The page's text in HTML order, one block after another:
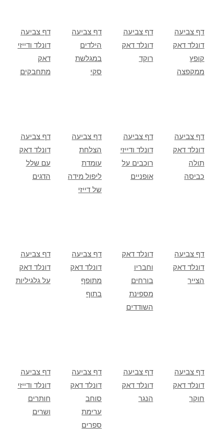
דף צביעה
דונלד ודייזי
דאק
מתחבקים
דף צביעה
הילדים
במגלשת
סקי
דף צביעה
דונלד דאק
רוקד
דף צביעה
דונלד דאק
קופץ
ממקפצה
דף צביעה
דונלד דאק
עם שלל
הדגים
דף צביעה
הצלחת
עומדת
ליפול מידה
של דייזי
דף צביעה
דונלד ודייזי
רוכבים על
אופניים
דף צביעה
דונלד דאק
תולה
כביסה
דף צביעה
דונלד דאק
על גלגיליות
דף צביעה
דונלד דאק
מתופף
בתוף
דונלד דאק
וחבריו
בורחים
מספינת
השודדים
דף צביעה
דונלד דאק
הצייר
דף צביעה
דונלד ודייזי
חותרים
ושרים
דף צביעה
דונלד דאק
סוחב
ערימת
ספרים
דף צביעה
דונלד דאק
הנגר
דף צביעה
דונלד דאק
חוקר